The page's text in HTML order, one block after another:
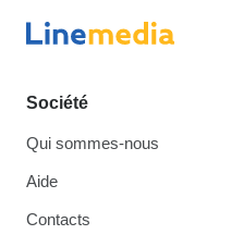
Société
Qui sommes-nous
Aide
Contacts